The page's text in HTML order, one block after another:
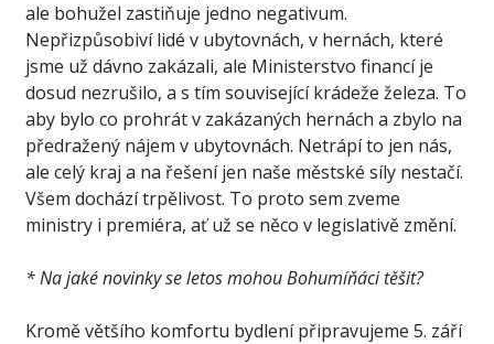
ale bohužel zastiňuje jedno negativum.
Nepřizpůsobiví lidé v ubytovnách, v hernách, které
jsme už dávno zakázali, ale Ministerstvo financí je
dosud nezrušilo, a s tím související krádeže železa. To
aby bylo co prohrát v zakázaných hernách a zbylo na
předražený nájem v ubytovnách. Netrápí to jen nás,
ale celý kraj a na řešení jen naše městské síly nestačí.
Všem dochází trpělivost. To proto sem zveme
ministry i premiéra, ať už se něco v legislativě změní.
* Na jaké novinky se letos mohou Bohumíňáci těšit?
Kromě většího komfortu bydlení připravujeme 5. září